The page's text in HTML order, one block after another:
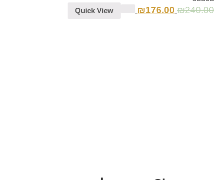
₪240.00
₪176.00
Quick View